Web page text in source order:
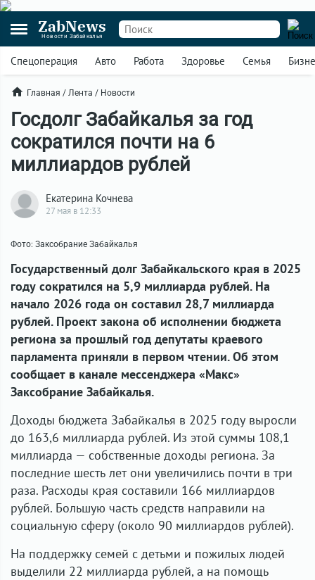
ZabNews
Новости Забайкалья
Спецоперация Авто Работа Здоровье Семья
Главная / Лента / Новости
Госдолг Забайкалья за год
сократился почти на 6
миллиардов рублей
Екатерина Кочнева
27 мая в 12:33
Фото: Заксобрание Забайкалья
Государственный долг Забайкальского края в 2025
году сократился на 5,9 миллиарда рублей. На
начало 2026 года он составил 28,7 миллиарда
рублей. Проект закона об исполнении бюджета
региона за прошлый год депутаты краевого
парламента приняли в первом чтении. Об этом
сообщает в канале мессенджера «Макс»
Заксобрание Забайкалья.
Доходы бюджета Забайкалья в 2025 году выросли
до 163,6 миллиарда рублей. Из этой суммы 108,1
миллиарда — собственные доходы региона. За
последние шесть лет они увеличились почти в три
раза. Расходы края составили 166 миллиардов
рублей. Большую часть средств направили на
социальную сферу (около 90 миллиардов рублей).
На поддержку семей с детьми и пожилых людей
выделили 22 миллиарда рублей, а на помощь